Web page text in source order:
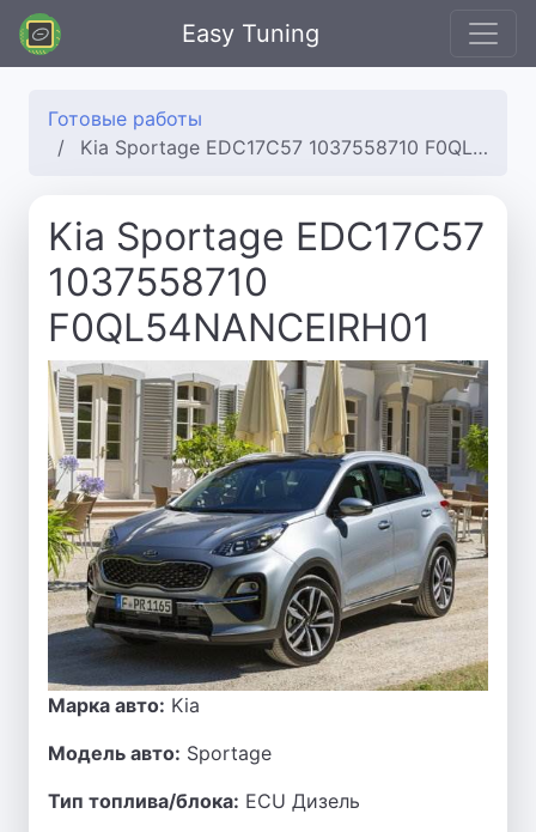
Easy Tuning
Готовые работы
Kia Sportage EDC17C57 1037558710 F0QL54NANCEIRH01
Kia Sportage EDC17C57
1037558710
F0QL54NANCEIRH01
Марка авто: Kia
Модель авто: Sportage
Тип топлива/блока: ECU Дизель